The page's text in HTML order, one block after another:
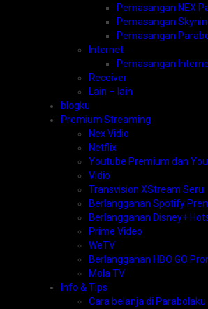
Pemasangan NEX
Pemasangan
Pemasangan
Internet
Pemasangan
Receiver
Lain – lain
blogku
Premium Streaming
Nex Vidio
Netflix
Youtube Premium dan
Vidio
Transvision XStream Seru
Berlangganan Spotify
Berlangganan Disney+
Prime Video
WeTV
Berlangganan HBO GO
Mola TV
Info & Tips
Cara belanja di Parabolaku